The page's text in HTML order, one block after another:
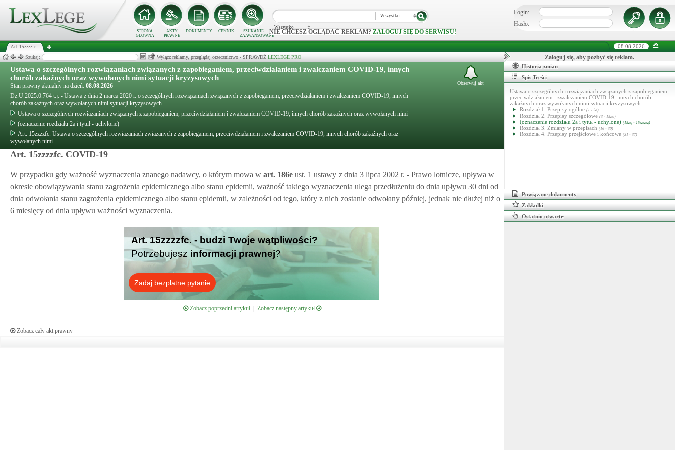
STRONA
GŁÓWNA
AKTY
PRAWNE
DOKUMENTY CENNIK
SZUKANIE
ZAAWANSOWANE
Wszystko
Wszystko
NIE CHCESZ OGLĄDAĆ REKLAM? ZALOGUJ SIĘ DO SERWISU!
Login:
Hasło:
Art. 15zzzzfc. - 08.08.2026
Szukaj: Wyłącz reklamy, przeglądaj orzecznictwo - SPRAWDŹ LEXLEGE PRO
Ustawa o szczególnych rozwiązaniach związanych z zapobieganiem, przeciwdziałaniem i zwalczaniem COVID-19, innych
chorób zakaźnych oraz wywołanych nimi sytuacji kryzysowych
Stan prawny aktualny na dzień: 08.08.2026
Dz.U.2025.0.764 t.j. - Ustawa z dnia 2 marca 2020 r. o szczególnych rozwiązaniach związanych z zapobieganiem, przeciwdziałaniem i zwalczaniem COVID-19, innych
chorób zakaźnych oraz wywołanych nimi sytuacji kryzysowych
Ustawa o szczególnych rozwiązaniach związanych z zapobieganiem, przeciwdziałaniem i zwalczaniem COVID-19, innych chorób zakaźnych oraz wywołanych nimi
(oznaczenie rozdziału 2a i tytuł - uchylone)
Art. 15zzzzfc. Ustawa o szczególnych rozwiązaniach związanych z zapobieganiem, przeciwdziałaniem i zwalczaniem COVID-19, innych chorób zakaźnych oraz
wywołanych nimi
Obserwuj akt
Art. 15zzzzfc. COVID-19
W przypadku gdy ważność wyznaczenia znanego nadawcy, o którym mowa w art. 186e ust. 1 ustawy z dnia 3 lipca 2002 r. - Prawo lotnicze, upływa w
okresie obowiązywania stanu zagrożenia epidemicznego albo stanu epidemii, ważność takiego wyznaczenia ulega przedłużeniu do dnia upływu 30 dni od
dnia odwołania stanu zagrożenia epidemicznego albo stanu epidemii, w zależności od tego, który z nich zostanie odwołany później, jednak nie dłużej niż o
6 miesięcy od dnia upływu ważności wyznaczenia.
Art. 15zzzzfc. - budzi Twoje wątpliwości?
Potrzebujesz informacji prawnej?
Zadaj bezpłatne pytanie
Zobacz poprzedni artykuł| Zobacz następny artykuł
Zobacz cały akt prawny
Zaloguj się, aby pozbyć się reklam.
Historia zmian
Spis Treści
Ustawa o szczególnych rozwiązaniach związanych z zapobieganiem,
przeciwdziałaniem i zwalczaniem COVID-19, innych chorób
zakaźnych oraz wywołanych nimi sytuacji kryzysowych
Rozdział 1. Przepisy ogólne (1 - 2a)
Rozdział 2. Przepisy szczegółowe (3 - 15zzi)
(oznaczenie rozdziału 2a i tytuł - uchylone) (15zzj - 15zzzzzz)
Rozdział 3. Zmiany w przepisach (16 - 30)
Rozdział 4. Przepisy przejściowe i końcowe (31 - 37)
Powiązane dokumenty
Zakładki
Ostatnio otwarte